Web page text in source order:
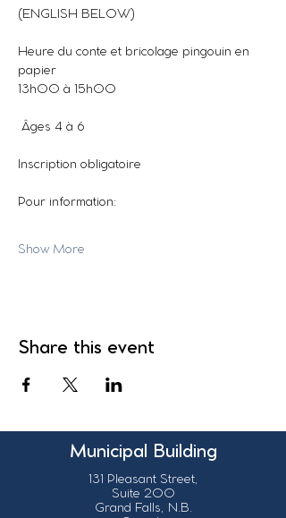
(ENGLISH BELOW)
Heure du conte et bricolage pingouin en
papier
13h00 à 15h00
Âges 4 à 6
Inscription obligatoire
Pour information:
Show More
Share this event
Municipal Building
131 Pleasant Street,
Suite 200
Grand Falls, N.B.